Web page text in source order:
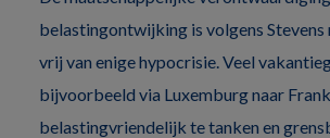
belastingontwijking is volgens Stevens
vrij van enige hypocrisie. Veel
bijvoorbeeld via Luxemburg naar
belastingvriendelijk te tanken en